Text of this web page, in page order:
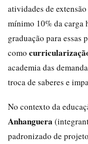
atividades de
mínimo 10% da carga
graduação para essas
como
academia das
troca de saberes e
No contexto da
Anhanguera
padronizado de